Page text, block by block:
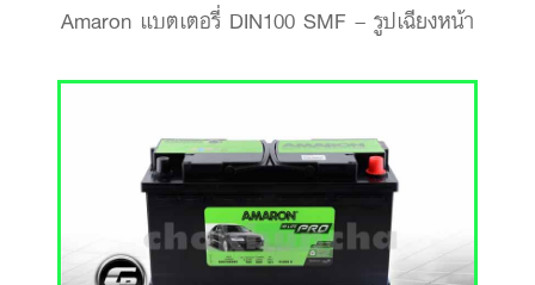
Amaron แบตเตอรี่ DIN100 SMF – รูปเฉียงหน้า